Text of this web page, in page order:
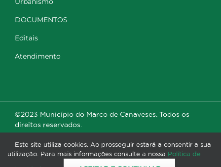
DOCUMENTOS
Editais
Atendimento
©2023 Município do Marco de Canaveses. Todos os
direitos reservados.
Este site utiliza cookies. Ao prosseguir estará a consentir a sua
utilização. Para mais informações consulte a nossa Política de